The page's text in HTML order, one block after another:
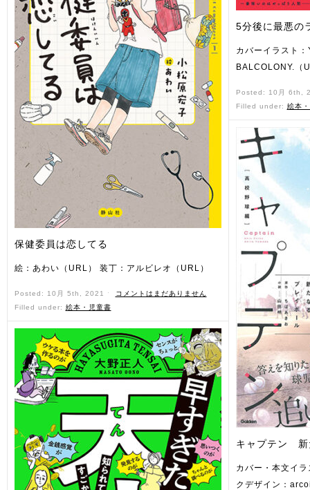
保健委員は恋してる
絵：あわい（URL） 装丁：アルビレオ（URL）
Posted: 10月 5th, 2021 ˑ
コメントはまだありません
Filled under: 絵本・児童書
5分後に最悪の
カバーイラスト
BALCOLONY.（
Posted: 10月 6th,
Filled under: 絵本
キャプテン 新
カバー・本文イ
クデザイン：